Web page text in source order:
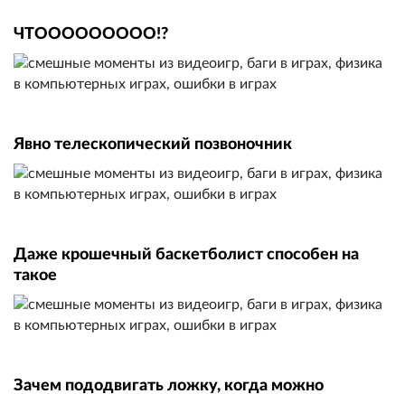
ЧТООООООООО!?
Явно телескопический позвоночник
Даже крошечный баскетболист способен на
такое
Зачем пододвигать ложку, когда можно